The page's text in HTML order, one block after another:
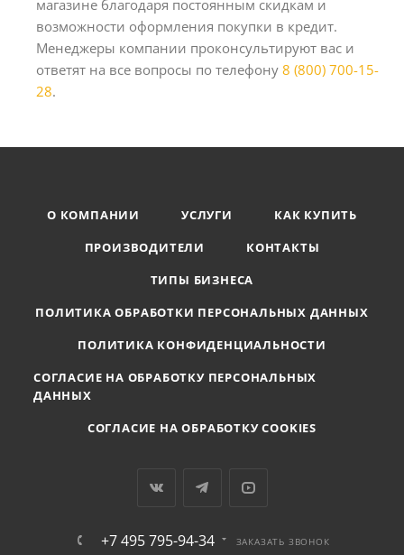
магазине благодаря постоянным скидкам и
возможности оформления покупки в кредит.
Менеджеры компании проконсультируют вас и
ответят на все вопросы по телефону 8 (800) 700-15-
28.
О КОМПАНИИ УСЛУГИ
КАК КУПИТЬ
ПРОИЗВОДИТЕЛИ
КОНТАКТЫ
ТИПЫ БИЗНЕСА
ПОЛИТИКА ОБРАБОТКИ ПЕРСОНАЛЬНЫХ ДАННЫХ
ПОЛИТИКА КОНФИДЕНЦИАЛЬНОСТИ
СОГЛАСИЕ НА ОБРАБОТКУ ПЕРСОНАЛЬНЫХ
ДАННЫХ
СОГЛАСИЕ НА ОБРАБОТКУ COOKIES
+7 495 795-94-34 ЗАКАЗАТЬ ЗВОНОК